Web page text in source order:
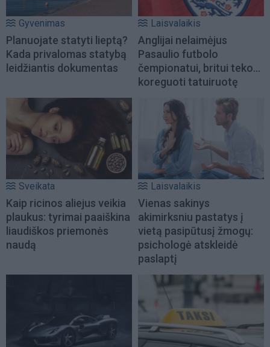
Gyvenimas
Planuojate statyti lieptą?
Kada privalomas statybą
leidžiantis dokumentas
Laisvalaikis
Anglijai nelaimėjus
Pasaulio futbolo
čempionatui, britui teko...
koreguoti tatuiruotę
Sveikata
Kaip ricinos aliejus veikia
plaukus: tyrimai paaiškina
liaudiškos priemonės
naudą
Laisvalaikis
Vienas sakinys
akimirksniu pastatys į
vietą pasipūtusį žmogų:
psichologė atskleidė
paslaptį